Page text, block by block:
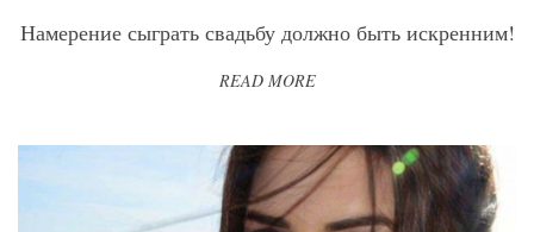
Намерение сыграть свадьбу должно быть искренним!
READ MORE